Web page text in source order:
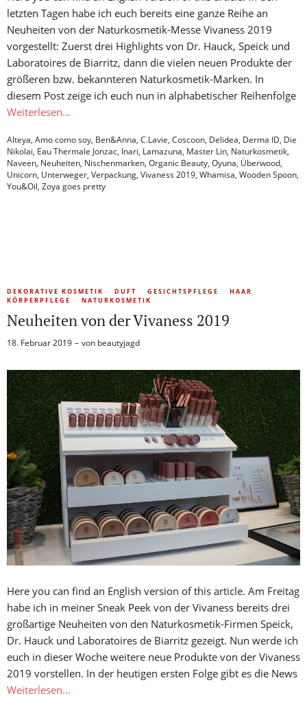
letzten Tagen habe ich euch bereits eine ganze Reihe an
Neuheiten von der Naturkosmetik-Messe Vivaness 2019
vorgestellt: Zuerst drei Highlights von Dr. Hauck, Speick und
Laboratoires de Biarritz, dann die vielen neuen Produkte der
größeren bzw. bekannteren Naturkosmetik-Marken. In
diesem Post zeige ich euch nun in alphabetischer Reihenfolge
Weiterlesen…
Alteya, Amo como soy, Ben&Anna, C.Lavie, Coscoon, Delidea, Derma ID, Die
Nikolai, Eau Thermale Jonzac, Inari, Lamazuna, Master Lin, Naturkosmetik,
Naveen, Neuheiten, Nischenmarken, Organic Beauty, Oyuna, Überwood,
Unicorn, Unterweger, Verpackung, Vivaness 2019, Whamisa, Wooden Spoon,
You&Oil, Zoya goes pretty
DEKORATIVE KOSMETIK DUFT GESICHTSPFLEGE
HAAR
KÖRPERPFLEGE
NATURKOSMETIK
Neuheiten von der Vivaness 2019
18. Februar 2019 von beautyjagd
Here you can find an English version of this article. Am Freitag
habe ich in meiner Sneak Peek von der Vivaness bereits drei
großartige Neuheiten von den Naturkosmetik-Firmen Speick,
Dr. Hauck und Laboratoires de Biarritz gezeigt. Nun werde ich
euch in dieser Woche weitere neue Produkte von der Vivaness
2019 vorstellen. In der heutigen ersten Folge gibt es die News
Weiterlesen…